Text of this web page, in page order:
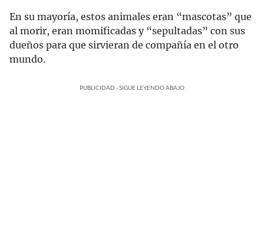
En su mayoría, estos animales eran “mascotas” que
al morir, eran momificadas y “sepultadas” con sus
dueños para que sirvieran de compañía en el otro
mundo.
PUBLICIDAD - SIGUE LEYENDO ABAJO